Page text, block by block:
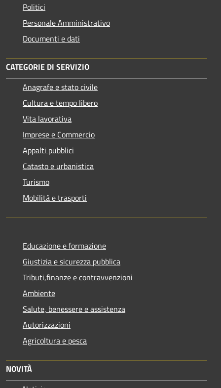
Politici
Personale Amministrativo
Documenti e dati
CATEGORIE DI SERVIZIO
Anagrafe e stato civile
Cultura e tempo libero
Vita lavorativa
Imprese e Commercio
Appalti pubblici
Catasto e urbanistica
Turismo
Mobilità e trasporti
Educazione e formazione
Giustizia e sicurezza pubblica
Tributi,finanze e contravvenzioni
Ambiente
Salute, benessere e assistenza
Autorizzazioni
Agricoltura e pesca
NOVITÀ